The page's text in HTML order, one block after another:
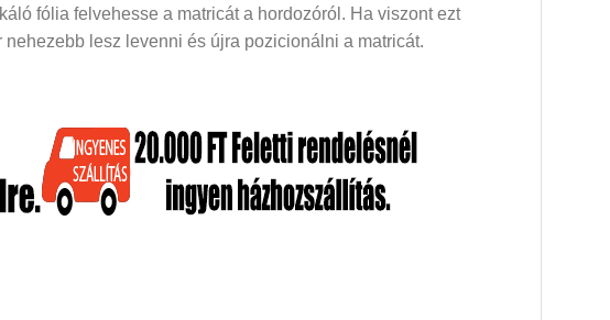
fólia felvehesse a matricát a hordozóról. Ha viszont ezt
lesz levenni és újra pozicionálni a matricát.